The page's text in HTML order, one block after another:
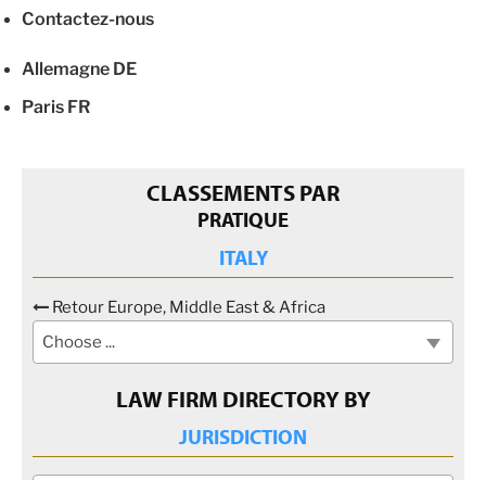
Contactez-nous
Allemagne DE
Paris FR
CLASSEMENTS PAR
PRATIQUE
ITALY
Retour Europe, Middle East & Africa
Choose ...
LAW FIRM DIRECTORY BY
JURISDICTION